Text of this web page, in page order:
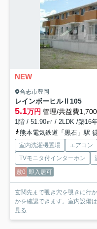
NEW
合志市豊岡
レインボーヒルⅡ 105
5.1万円 管理/共益費
1階 / 51.90㎡ / 2LDK /築16
熊本電気鉄道「黒石」駅
室内洗濯機置場 エアコン
TVモニタ付インターホン
敷0 即入居可
玄関先まで覗き穴を覗きに行
かを確認できます。室内設備
見る